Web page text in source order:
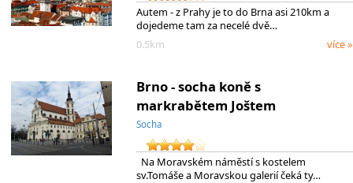
Autem - z Prahy je to do Brna asi 210km a
dojedeme tam za necelé dvě…
0.5km
více »
Brno - socha koně s
markrabětem Joštem
Socha
Na Moravském náměstí s kostelem
sv.Tomáše a Moravskou galerií čeká ty…